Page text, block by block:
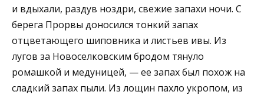
и вдыхали, раздув ноздри, свежие запахи ночи. С
берега Прорвы доносился тонкий запах
отцветающего шиповника и листьев ивы. Из
лугов за Новоселковским бродом тянуло
ромашкой и медуницей, — ее запах был похож на
сладкий запах пыли. Из лощин пахло укропом, из